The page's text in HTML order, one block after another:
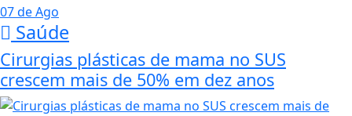
07 de Ago
Saúde
Cirurgias plásticas de mama no SUS
crescem mais de 50% em dez anos